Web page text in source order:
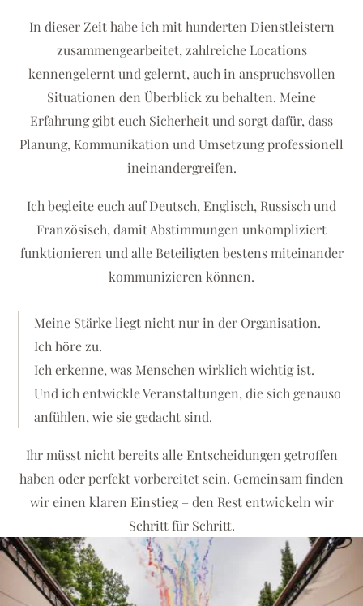
In dieser Zeit habe ich mit hunderten Dienstleistern
zusammengearbeitet, zahlreiche Locations
kennengelernt und gelernt, auch in anspruchsvollen
Situationen den Überblick zu behalten. Meine
Erfahrung gibt euch Sicherheit und sorgt dafür, dass
Planung, Kommunikation und Umsetzung professionell
ineinandergreifen.
Ich begleite euch auf Deutsch, Englisch, Russisch und
Französisch, damit Abstimmungen unkompliziert
funktionieren und alle Beteiligten bestens miteinander
kommunizieren können.
Meine Stärke liegt nicht nur in der Organisation.
Ich höre zu.
Ich erkenne, was Menschen wirklich wichtig ist.
Und ich entwickle Veranstaltungen, die sich genauso
anfühlen, wie sie gedacht sind.
Ihr müsst nicht bereits alle Entscheidungen getroffen
haben oder perfekt vorbereitet sein. Gemeinsam finden
wir einen klaren Einstieg – den Rest entwickeln wir
Schritt für Schritt.